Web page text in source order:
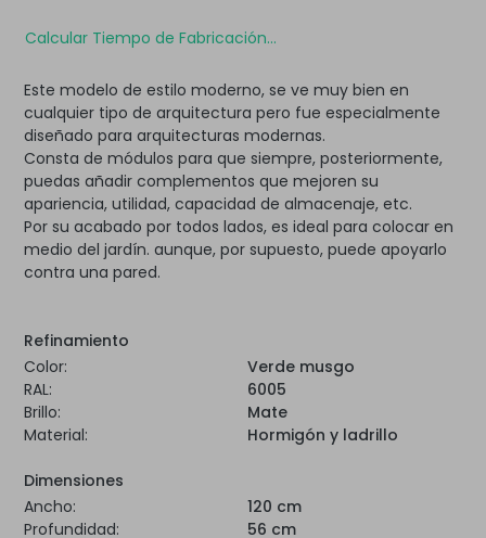
Calcular Tiempo de Fabricación...
Este modelo de estilo moderno, se ve muy bien en
cualquier tipo de arquitectura pero fue especialmente
diseñado para arquitecturas modernas.
Consta de módulos para que siempre, posteriormente,
puedas añadir complementos que mejoren su
apariencia, utilidad, capacidad de almacenaje, etc.
Por su acabado por todos lados, es ideal para colocar en
medio del jardín. aunque, por supuesto, puede apoyarlo
contra una pared.
Refinamiento
Color:
Verde musgo
RAL:
6005
Brillo:
Mate
Material:
Hormigón y ladrillo
Dimensiones
Ancho:
120 cm
Profundidad:
56 cm